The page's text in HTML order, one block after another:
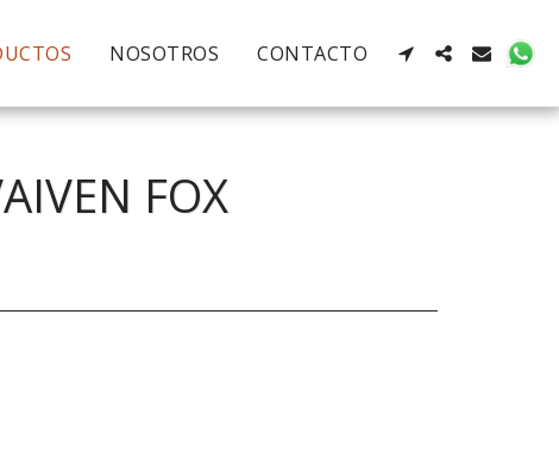
NOSOTROS CONTACTO
FOX